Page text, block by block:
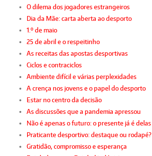
O dilema dos jogadores estrangeiros
Dia da Mãe: carta aberta ao desporto
1.º de maio
25 de abril e o respeitinho
As receitas das apostas desportivas
Ciclos e contraciclos
Ambiente difícil e várias perplexidades
A crença nos jovens e o papel do desporto
Estar no centro da decisão
As discussões que a pandemia apressou
Não é apenas o futuro: o presente já é delas
Praticante desportivo: destaque ou rodapé?
Gratidão, compromisso e esperança